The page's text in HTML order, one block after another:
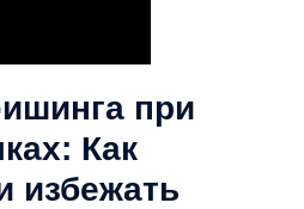
при
Как
избежать